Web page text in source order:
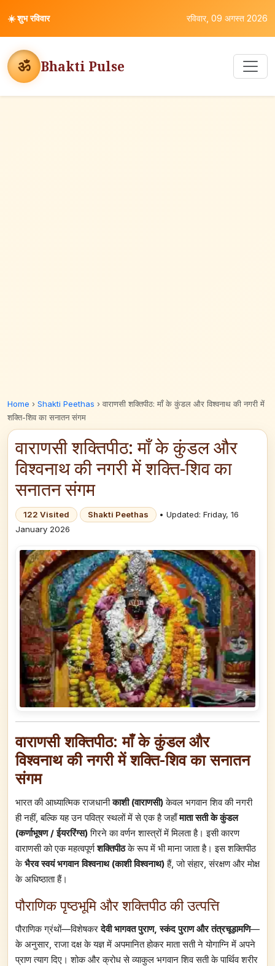
☀️शुभ रविवार रविवार, 09 अगस्त 2026
ॐ Bhakti Pulse
Home › Shakti Peethas › वाराणसी शक्तिपीठ: माँ के कुंडल और विश्वनाथ की नगरी में
शक्ति-शिव का सनातन संगम
वाराणसी शक्तिपीठ: माँ के कुंडल और
विश्वनाथ की नगरी में शक्ति-शिव का
सनातन संगम
122 Visited Shakti Peethas
• Updated: Friday, 16
January 2026
वाराणसी शक्तिपीठ: माँ के कुंडल और
विश्वनाथ की नगरी में शक्ति-शिव का सनातन
संगम
भारत की आध्यात्मिक राजधानीकाशी (वाराणसी)केवल भगवान शिव की नगरी
ही नहीं, बल्कि यह उन पवित्र स्थलों में से एक है जहाँमाता सती के कुंडल
(कर्णाभूषण / ईयररिंग्स)गिरने का वर्णन शास्त्रों में मिलता है। इसी कारण
वाराणसी को एक महत्वपूर्णशक्तिपीठके रूप में भी माना जाता है। इस शक्तिपीठ
केभैरव स्वयं भगवान विश्वनाथ (काशी विश्वनाथ)हैं, जो संहार, संरक्षण और मोक्ष
के अधिष्ठाता हैं।
पौराणिक पृष्ठभूमि और शक्तिपीठ की उत्पत्ति
पौराणिक ग्रंथों—विशेषकरदेवी भागवत पुराण, स्कंद पुराण और तंत्रचूड़ामणि—
के अनुसार, राजा दक्ष के यज्ञ में अपमानित होकर माता सती ने योगाग्नि में अपने
प्राण त्याग दिए। शोक और क्रोध से व्याकुल भगवान शिव सती के पार्थिव शरीर